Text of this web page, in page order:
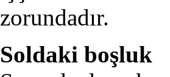
zorundadır.
Soldaki boşluk